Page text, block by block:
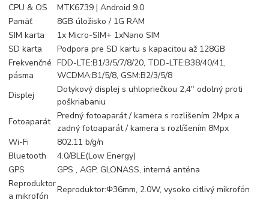
CPU & OS
MTK6739 | Android 9.0
Pamäť
8GB úložisko / 1G RAM
SIM karta
1x Micro-SIM+ 1xNano SIM
SD karta
Podpora pre SD kartu s kapacitou až 128GB
Frekvenčné
pásma
FDD-LTE:B1/3/5/7/8/20, TDD-LTE:B38/40/41,
WCDMA:B1/5/8, GSM:B2/3/5/8
Displej
Dotykový displej s uhlopriečkou 2,4″ odolný proti
poškriabaniu
Fotoaparát
Predný fotoaparát / kamera s rozlišením 2Mpx a
zadný fotoaparát / kamera s rozlíšením 8Mpx
Wi-Fi
802.11 b/g/n
Bluetooth
4.0/BLE(Low Energy)
GPS
GPS , AGP, GLONASS, interná anténa
Reproduktor
a mikrofón
Reproduktor:Φ36mm, 2.0W, vysoko citlivý mikrofón